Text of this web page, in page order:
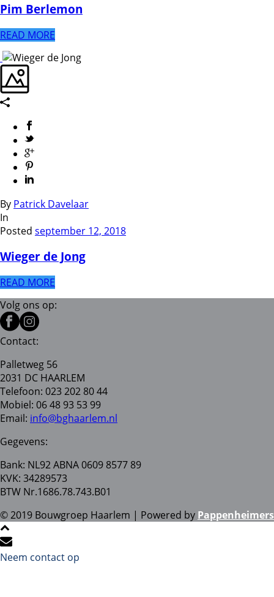
Pim Berlemon
READ MORE
By Patrick Davelaar
In
Posted september 12, 2018
Wieger de Jong
READ MORE
Volg ons op:
Contact:
Palletweg 56
2031 DC HAARLEM
Telefoon: 023 202 80 44
Mobiel: 06 48 93 53 99
Email: info@bghaarlem.nl
Gegevens:
Bank: NL92 ABNA 0609 8577 89
KVK: 34289573
BTW Nr.1686.78.743.B01
© 2019 Bouwgroep Haarlem | Powered by Pappenheimers
Neem contact op